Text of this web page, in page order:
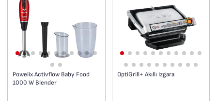
Powelix Activflow Baby Food
1000 W Blender
OptiGrill+ Akıllı Izgara